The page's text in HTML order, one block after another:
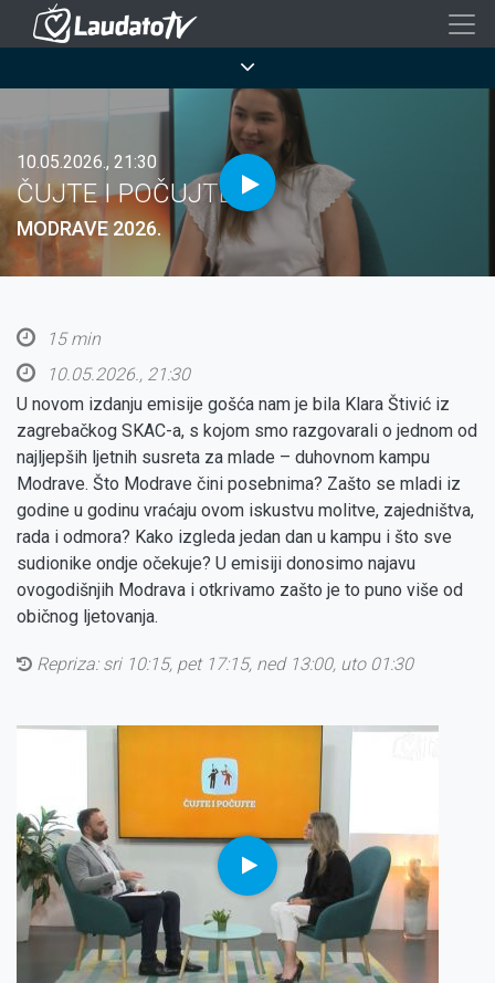
Skoči
sadržaj
10.05.2026., 21:30
ČUJTE I POČUJTE
MODRAVE 2026.
15 min
10.05.2026., 21:30
U novom izdanju emisije gošća nam je bila Klara Štivić iz
zagrebačkog SKAC-a, s kojom smo razgovarali o jednom od
najljepših ljetnih susreta za mlade – duhovnom kampu
Modrave. Što Modrave čini posebnima? Zašto se mladi iz
godine u godinu vraćaju ovom iskustvu molitve, zajedništva,
rada i odmora? Kako izgleda jedan dan u kampu i što sve
sudionike ondje očekuje? U emisiji donosimo najavu
ovogodišnjih Modrava i otkrivamo zašto je to puno više od
običnog ljetovanja.
Repriza: sri 10:15, pet 17:15, ned 13:00, uto 01:30